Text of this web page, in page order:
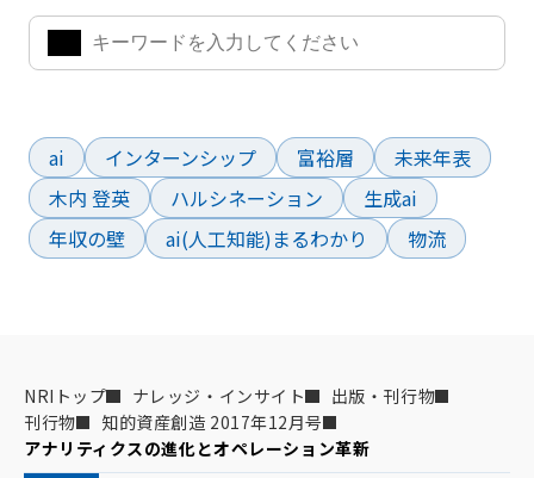
ai
インターンシップ 富裕層
未来年表
木内 登英
ハルシネーション
生成ai
年収の壁
ai(人工知能)まるわかり 物流
NRIトップ ナレッジ・インサイト
出版・刊行物
刊行物
知的資産創造 2017年12月号
アナリティクスの進化とオペレーション革新